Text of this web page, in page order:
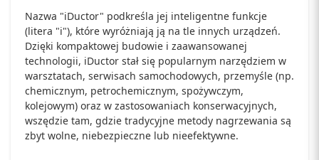
Nazwa "iDuctor" podkreśla jej inteligentne funkcje
(litera "i"), które wyróżniają ją na tle innych urządzeń.
Dzięki kompaktowej budowie i zaawansowanej
technologii, iDuctor stał się popularnym narzędziem w
warsztatach, serwisach samochodowych, przemyśle (np.
chemicznym, petrochemicznym, spożywczym,
kolejowym) oraz w zastosowaniach konserwacyjnych,
wszędzie tam, gdzie tradycyjne metody nagrzewania są
zbyt wolne, niebezpieczne lub nieefektywne.